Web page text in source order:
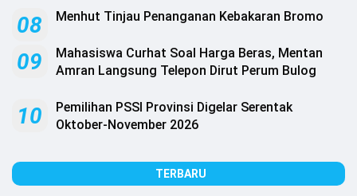
08 Menhut Tinjau Penanganan Kebakaran Bromo
09
Mahasiswa Curhat Soal Harga Beras, Mentan
Amran Langsung Telepon Dirut Perum Bulog
10
Pemilihan PSSI Provinsi Digelar Serentak
Oktober-November 2026
TERBARU